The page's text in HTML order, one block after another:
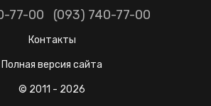
77-00 (093) 740-77-00
Контакты
Полная версия сайта
© 2011 - 2026